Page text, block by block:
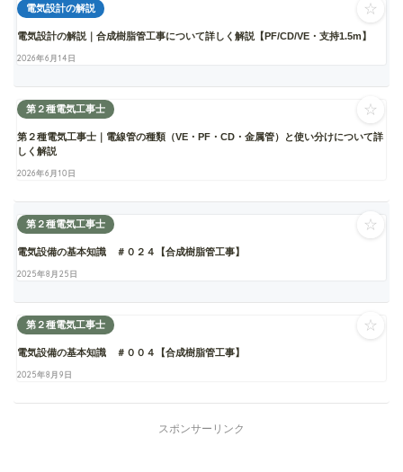
電気設計の解説
電気設計の解説｜合成樹脂管工事について詳しく解説【PF/CD/VE・支持1.5m】
2026年6月14日
☆
第２種電気工事士
第２種電気工事士｜電線管の種類（VE・PF・CD・金属管）と使い分けについて詳
しく解説
2026年6月10日
☆
第２種電気工事士
電気設備の基本知識 ＃０２４【合成樹脂管工事】
2025年8月25日
☆
第２種電気工事士
電気設備の基本知識 ＃００４【合成樹脂管工事】
2025年8月9日
☆
スポンサーリンク